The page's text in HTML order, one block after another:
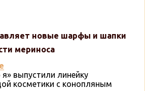
новые шарфы и шапки
мериноса